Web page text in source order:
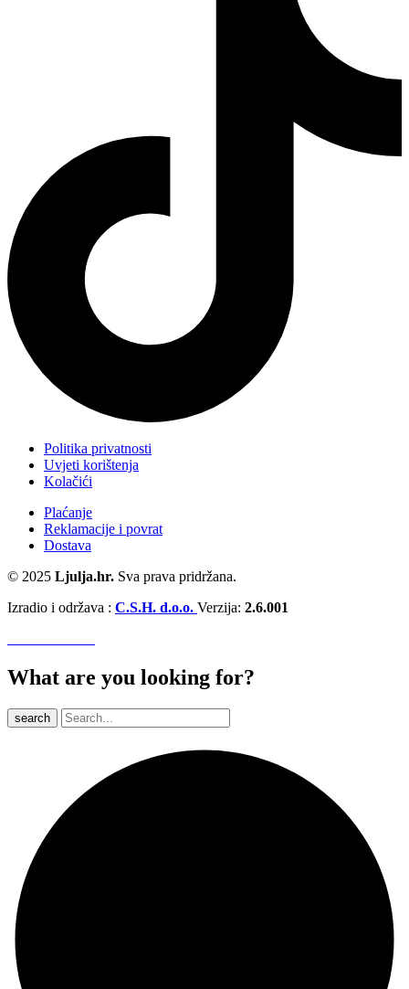
Politika privatnosti
Uvjeti korištenja
Kolačići
Plaćanje
Reklamacije i povrat
Dostava
© 2025 Ljulja.hr. Sva prava pridržana.
Izradio i održava : C.S.H. d.o.o. Verzija: 2.6.001
What are you looking for?
search